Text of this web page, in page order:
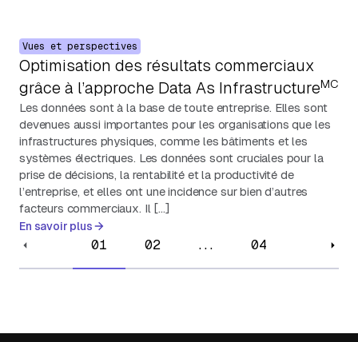
Vues et perspectives
Optimisation des résultats commerciaux
grâce à l’approche Data As InfrastructureMC
Les données sont à la base de toute entreprise. Elles sont
devenues aussi importantes pour les organisations que les
infrastructures physiques, comme les bâtiments et les
systèmes électriques. Les données sont cruciales pour la
prise de décisions, la rentabilité et la productivité de
l’entreprise, et elles ont une incidence sur bien d’autres
facteurs commerciaux. Il […]
En savoir plus
01 02 ... 04